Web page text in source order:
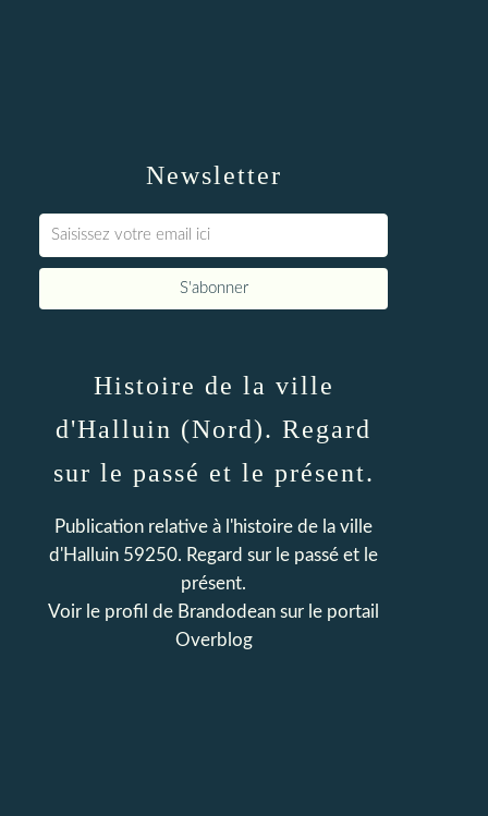
Newsletter
Histoire de la ville
d'Halluin (Nord). Regard
sur le passé et le présent.
Publication relative à l'histoire de la ville
d'Halluin 59250. Regard sur le passé et le
présent.
Voir le profil de Brandodean sur le portail
Overblog